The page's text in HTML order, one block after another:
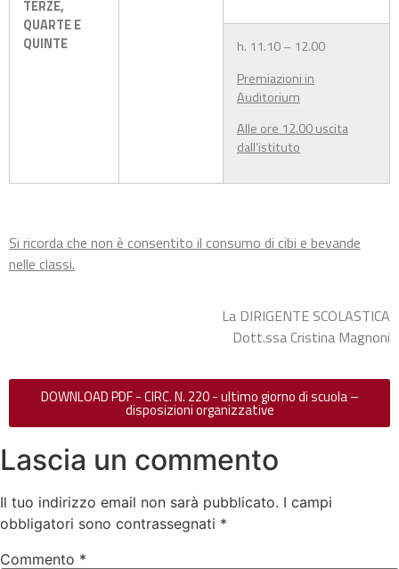
TERZE,
QUARTE E
QUINTE
h. 11.10 – 12.00
Premiazioni in
Auditorium
Alle ore 12.00 uscita
dall’istituto
Si ricorda che non è consentito il consumo di cibi e bevande
nelle classi.
La DIRIGENTE SCOLASTICA
Dott.ssa Cristina Magnoni
DOWNLOAD PDF - CIRC. N. 220 - ultimo giorno di scuola –
disposizioni organizzative
Lascia un commento
Il tuo indirizzo email non sarà pubblicato. I campi
obbligatori sono contrassegnati *
Commento *